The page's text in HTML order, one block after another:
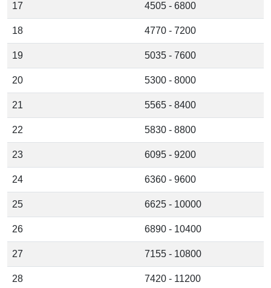
17 4505 - 6800
18 4770 - 7200
19 5035 - 7600
20 5300 - 8000
21 5565 - 8400
22 5830 - 8800
23 6095 - 9200
24 6360 - 9600
25 6625 - 10000
26 6890 - 10400
27 7155 - 10800
28 7420 - 11200